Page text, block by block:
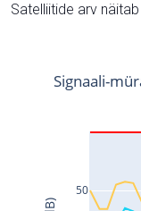
Satelliitide arv